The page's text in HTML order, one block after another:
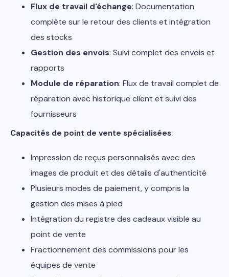
Flux de travail d'échange: Documentation
complète sur le retour des clients et intégration
des stocks
Gestion des envois: Suivi complet des envois et
rapports
Module de réparation: Flux de travail complet de
réparation avec historique client et suivi des
fournisseurs
Capacités de point de vente spécialisées:
Impression de reçus personnalisés avec des
images de produit et des détails d'authenticité
Plusieurs modes de paiement, y compris la
gestion des mises à pied
Intégration du registre des cadeaux visible au
point de vente
Fractionnement des commissions pour les
équipes de vente